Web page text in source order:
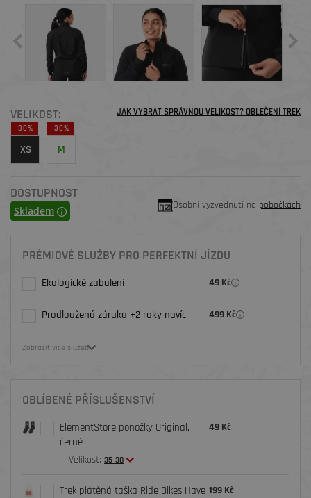
VELIKOST: JAK VYBRAT SPRÁVNOU VELIKOST? OBLEČENÍ TREK
-30%
XS
-30%
M
DOSTUPNOST
Skladem Osobní vyzvednutí na pobočkách
PRÉMIOVÉ SLUŽBY PRO PERFEKTNÍ JÍZDU
Ekologické zabalení 49 Kč
Prodloužená záruka +2 roky navíc 499 Kč
Zobrazit více služeb
OBLÍBENÉ PŘÍSLUŠENSTVÍ
ElementStore ponožky Original,
černé
Velikost: 35-38
49 Kč
Trek plátěná taška Ride Bikes Have 199 Kč